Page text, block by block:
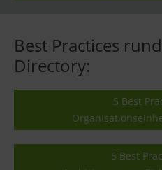
Best Practices
Directory:
5 Best
5 Best